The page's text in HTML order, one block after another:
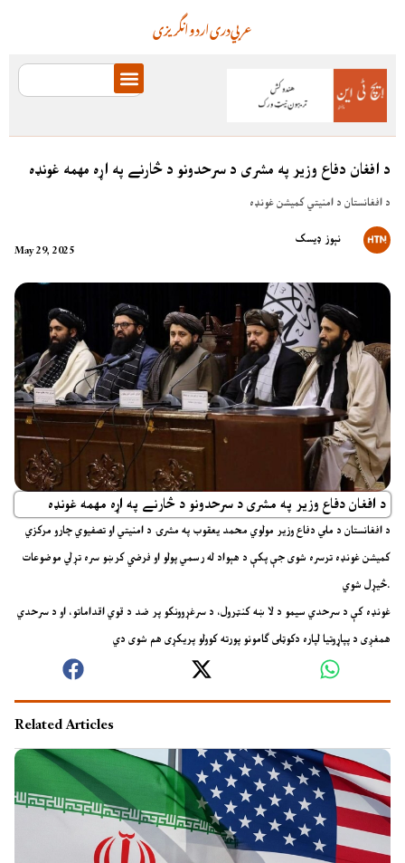
انگریزیاردودریعربي
د افغان دفاع وزير په مشرى د سرحدونو د څارنے په اړه مهمه غونډه
د افغانستان د امنيتي کميشن غونډه
May 29, 2025
نېوز ډیسک
د افغان دفاع وزير په مشرى د سرحدونو د څارنے په اړه مهمه غونډه
د افغانستان د ملي دفاع وزير مولوي محمد يعقوب په مشرۍ د امنیتي او تصفیوي چارو مرکزي
کميشن غونډه ترسره شوى جې پکې د هېواد له رسمي پولو او فرضي کرښو سره تړلي موضوعات
څيړل شوي.
غونډه کې د سرحدي سيمو د لا ښه کنټرول، د سرغړوونکو پر ضد د قوي اقداماتو، او د سرحدي
همغږى د پپاړوتيا لپاره دکوټلى ګامونو پورته کوولو پريکړى هم شوى دي
Related Articles